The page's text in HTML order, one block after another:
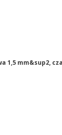
1,5 mm&sup2,